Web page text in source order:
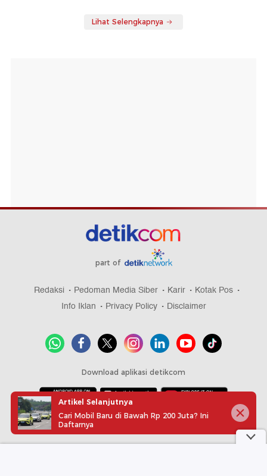
Lihat Selengkapnya
part of
Redaksi Pedoman Media Siber Karir
Kotak Pos
Info Iklan
Privacy Policy Disclaimer
Download aplikasi detikcom
Copyright @ 2026 detikcom, All right reserved
Artikel Selanjutnya
Cari Mobil Baru di Bawah Rp 200 Juta? Ini
Daftarnya